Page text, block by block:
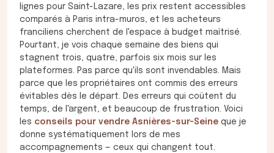
lignes pour Saint-Lazare, les prix restent accessibles
comparés à Paris intra-muros, et les acheteurs
franciliens cherchent de l'espace à budget maîtrisé.
Pourtant, je vois chaque semaine des biens qui
stagnent trois, quatre, parfois six mois sur les
plateformes. Pas parce qu'ils sont invendables. Mais
parce que les propriétaires ont commis des erreurs
évitables dès le départ. Des erreurs qui coûtent du
temps, de l'argent, et beaucoup de frustration. Voici
les conseils pour vendre Asnières-sur-Seine que je
donne systématiquement lors de mes
accompagnements — ceux qui changent tout.